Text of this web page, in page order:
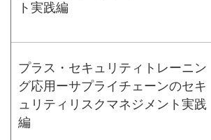
ト実践編
プラス・セキュリティトレーニン
グ応用ーサプライチェーンのセキ
ュリティリスクマネジメント実践
編